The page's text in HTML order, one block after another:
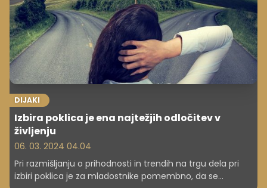
DIJAKI
Izbira poklica je ena najtežjih odločitev v
življenju
06. 03. 2024 04.04
Pri razmišljanju o prihodnosti in trendih na trgu dela pri
izbiri poklica je za mladostnike pomembno, da se